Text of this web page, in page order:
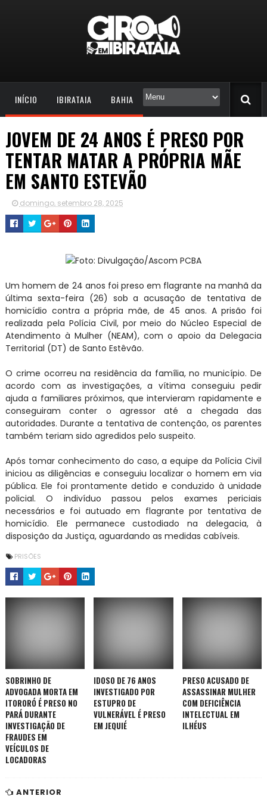
INÍCIO IBIRATAIA BAHIA
JOVEM DE 24 ANOS É PRESO POR
TENTAR MATAR A PRÓPRIA MÃE
EM SANTO ESTEVÃO
domingo, setembro 28, 2025
Foto: Divulgação/Ascom PCBA
Um homem de 24 anos foi preso em flagrante na manhã da
última sexta-feira (26) sob a acusação de tentativa de
homicídio contra a própria mãe, de 45 anos. A prisão foi
realizada pela Polícia Civil, por meio do Núcleo Especial de
Atendimento à Mulher (NEAM), com o apoio da Delegacia
Territorial (DT) de Santo Estêvão.
O crime ocorreu na residência da família, no município. De
acordo com as investigações, a vítima conseguiu pedir
ajuda a familiares próximos, que intervieram rapidamente e
conseguiram conter o agressor até a chegada das
autoridades. Durante a tentativa de contenção, os parentes
também teriam sido agredidos pelo suspeito.
Após tomar conhecimento do caso, a equipe da Polícia Civil
iniciou as diligências e conseguiu localizar o homem em via
pública. Ele foi prontamente detido e conduzido à unidade
policial. O indivíduo passou pelos exames periciais
necessários e foi autuado em flagrante por tentativa de
homicídio. Ele permanece custodiado na delegacia, à
disposição da Justiça, aguardando as medidas cabíveis.
PRISÕES
SOBRINHO DE
ADVOGADA MORTA EM
ITORORÓ É PRESO NO
PARÁ DURANTE
INVESTIGAÇÃO DE
FRAUDES EM
VEÍCULOS DE
LOCADORAS
IDOSO DE 76 ANOS
INVESTIGADO POR
ESTUPRO DE
VULNERÁVEL É PRESO
EM JEQUIÉ
PRESO ACUSADO DE
ASSASSINAR MULHER
COM DEFICIÊNCIA
INTELECTUAL EM
ILHÉUS
ANTERIOR